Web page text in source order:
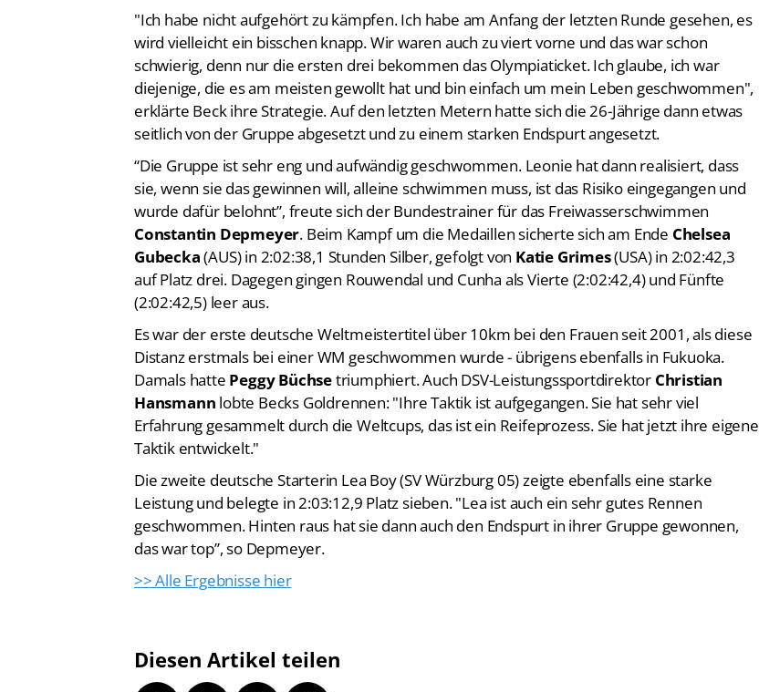
"Ich habe nicht aufgehört zu kämpfen. Ich habe am Anfang der letzten Runde gesehen, es
wird vielleicht ein bisschen knapp. Wir waren auch zu viert vorne und das war schon
schwierig, denn nur die ersten drei bekommen das Olympiaticket. Ich glaube, ich war
diejenige, die es am meisten gewollt hat und bin einfach um mein Leben geschwommen",
erklärte Beck ihre Strategie. Auf den letzten Metern hatte sich die 26-Jährige dann etwas
seitlich von der Gruppe abgesetzt und zu einem starken Endspurt angesetzt.
“Die Gruppe ist sehr eng und aufwändig geschwommen. Leonie hat dann realisiert, dass
sie, wenn sie das gewinnen will, alleine schwimmen muss, ist das Risiko eingegangen und
wurde dafür belohnt”, freute sich der Bundestrainer für das Freiwasserschwimmen
Constantin Depmeyer. Beim Kampf um die Medaillen sicherte sich am Ende Chelsea
Gubecka(AUS) in 2:02:38,1 Stunden Silber, gefolgt von Katie Grimes(USA) in 2:02:42,3
auf Platz drei. Dagegen gingen Rouwendal und Cunha als Vierte (2:02:42,4) und Fünfte
(2:02:42,5) leer aus.
Es war der erste deutsche Weltmeistertitel über 10km bei den Frauen seit 2001, als diese
Distanz erstmals bei einer WM geschwommen wurde - übrigens ebenfalls in Fukuoka.
Damals hatte Peggy Büchsetriumphiert. Auch DSV-Leistungssportdirektor Christian
Hansmann lobte Becks Goldrennen: "Ihre Taktik ist aufgegangen. Sie hat sehr viel
Erfahrung gesammelt durch die Weltcups, das ist ein Reifeprozess. Sie hat jetzt ihre eigene
Taktik entwickelt."
Die zweite deutsche Starterin Lea Boy (SV Würzburg 05) zeigte ebenfalls eine starke
Leistung und belegte in 2:03:12,9 Platz sieben. "Lea ist auch ein sehr gutes Rennen
geschwommen. Hinten raus hat sie dann auch den Endspurt in ihrer Gruppe gewonnen,
das war top”, so Depmeyer.
>> Alle Ergebnisse hier
Diesen Artikel teilen